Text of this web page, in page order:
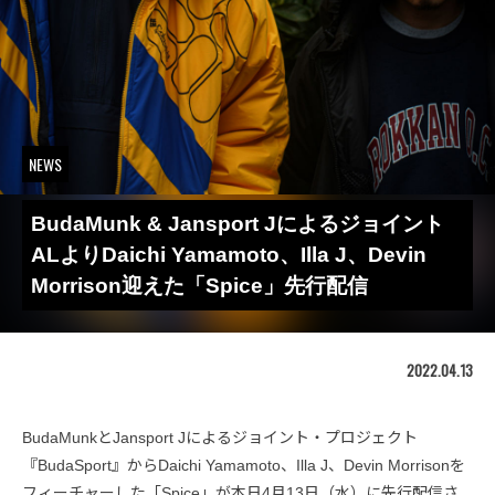
NEWS
BudaMunk & Jansport Jによるジョイント
ALよりDaichi Yamamoto、Illa J、Devin
Morrison迎えた「Spice」先行配信
2022.04.13
BudaMunkとJansport Jによるジョイント・プロジェクト
『BudaSport』からDaichi Yamamoto、Illa J、Devin Morrisonを